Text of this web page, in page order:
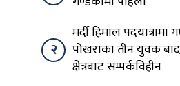
२
मर्दी हिमाल पदयात्रामा
पोखराका तीन युवक
क्षेत्रबाट सम्पर्कविहीन